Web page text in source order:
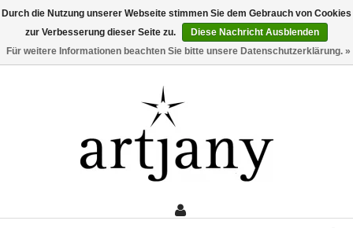
Rufe uns an:0211 - 210 310 2
Durch die Nutzung unserer Webseite stimmen Sie dem Gebrauch von Cookies
zur Verbesserung dieser Seite zu.
Diese Nachricht Ausblenden
Für weitere Informationen beachten Sie bitte unsere Datenschutzerklärung. »